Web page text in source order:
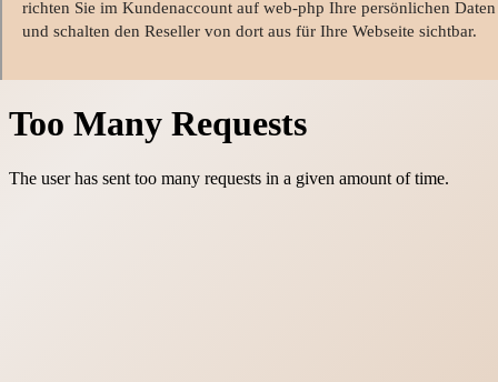
richten Sie im Kundenaccount auf web-php Ihre persönlichen
und schalten den Reseller von dort aus für Ihre Webseite sichtbar.